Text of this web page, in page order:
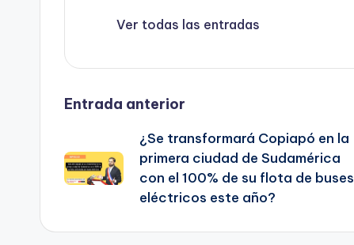
Ver todas las entradas
Navegación
de
entradas
Entrada anterior
¿Se transformará Copiapó en la
primera ciudad de Sudamérica
con el 100% de su flota de buses
eléctricos este año?